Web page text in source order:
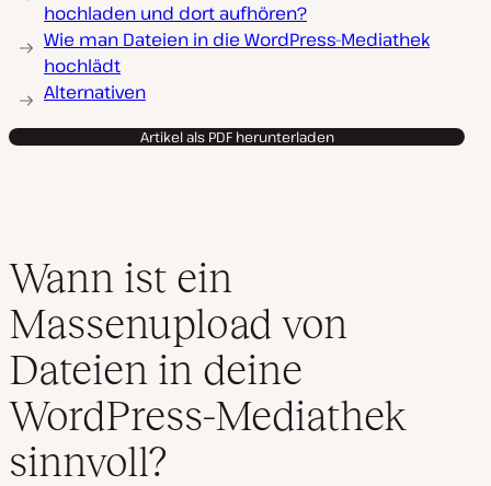
hochladen und dort aufhören?
Wie man Dateien in die WordPress-Mediathek
hochlädt
Alternativen
Artikel als PDF herunterladen
Wann ist ein
Massenupload von
Dateien in deine
WordPress-Mediathek
sinnvoll?